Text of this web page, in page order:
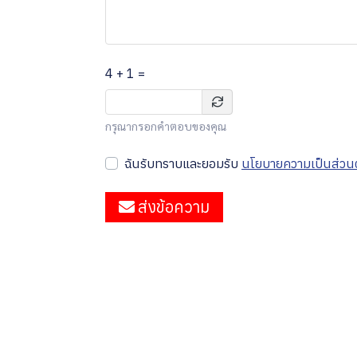
4 + 1 =
กรุณากรอกคำตอบของคุณ
ฉันรับทราบและยอมรับ นโยบายความเป็นส่วน
ส่งข้อความ